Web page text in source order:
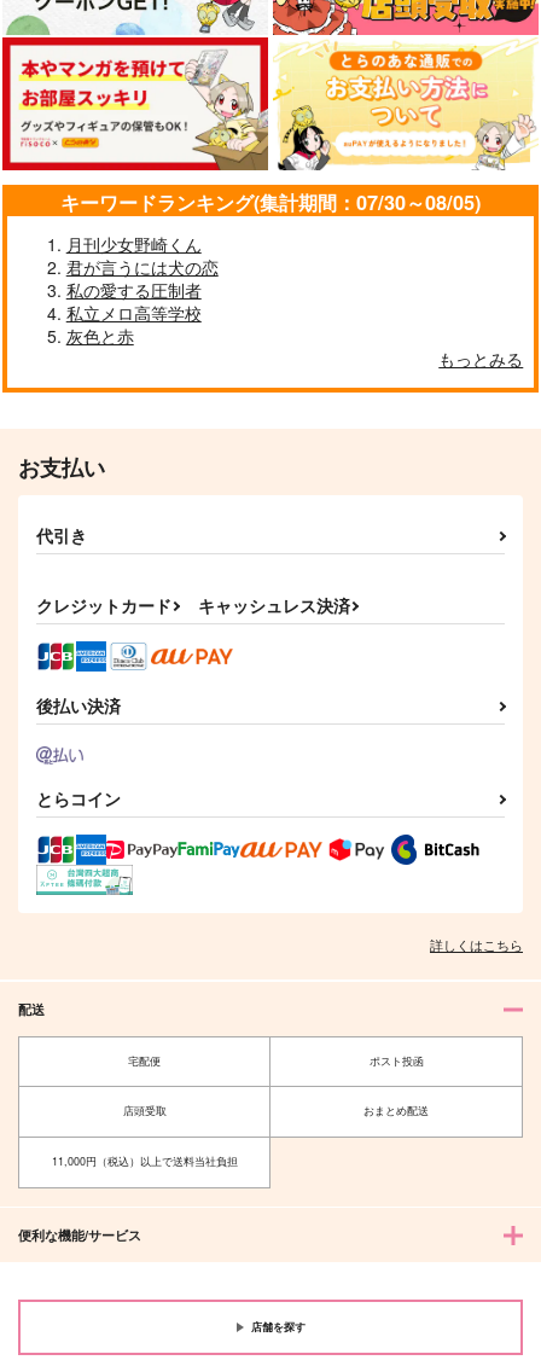
キーワードランキング(集計期間：07/30～08/05)
月刊少女野崎くん
君が言うには犬の恋
私の愛する圧制者
私立メロ高等学校
灰色と赤
もっとみる
お支払い
代引き
クレジットカード キャッシュレス決済
後払い決済
とらコイン
詳しくはこちら
配送
宅配便 ポスト投函
店頭受取 おまとめ配送
11,000円（税込）以上で送料当社負担
便利な機能/サービス
店舗を探す